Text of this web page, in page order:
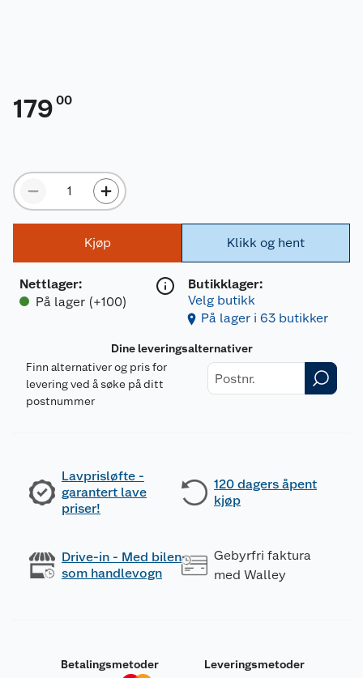
179 00
Kjøp
Nettlager:
På lager (+100)
Klikk og hent
Butikklager:
Velg butikk
På lager i 63 butikker
Dine leveringsalternativer
Finn alternativer og pris for
levering ved å søke på ditt
postnummer
Lavprisløfte -
garantert lave
priser!
120 dagers åpent
kjøp
Drive-in - Med bilen
som handlevogn
Gebyrfri faktura
med Walley
Betalingsmetoder Leveringsmetoder